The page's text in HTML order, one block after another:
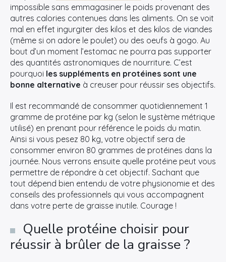
impossible sans emmagasiner le poids provenant des
autres calories contenues dans les aliments. On se voit
mal en effet ingurgiter des kilos et des kilos de viandes
(même si on adore le poulet) ou des oeufs à gogo. Au
bout d’un moment l’estomac ne pourra pas supporter
des quantités astronomiques de nourriture. C’est
pourquoi les suppléments en protéines sont une
bonne alternative à creuser pour réussir ses objectifs.
Il est recommandé de consommer quotidiennement 1
gramme de protéine par kg (selon le système métrique
utilisé) en prenant pour référence le poids du matin.
Ainsi si vous pesez 80 kg, votre objectif sera de
consommer environ 80 grammes de protéines dans la
journée. Nous verrons ensuite quelle protéine peut vous
permettre de répondre à cet objectif. Sachant que
tout dépend bien entendu de votre physionomie et des
conseils des professionnels qui vous accompagnent
dans votre perte de graisse inutile. Courage !
Quelle protéine choisir pour
réussir à brûler de la graisse ?